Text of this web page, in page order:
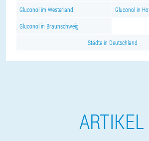
Gluconol im Westerland Gluconol in
Gluconol in Braunschweig
Städte in Deutschland
ARTIKEL